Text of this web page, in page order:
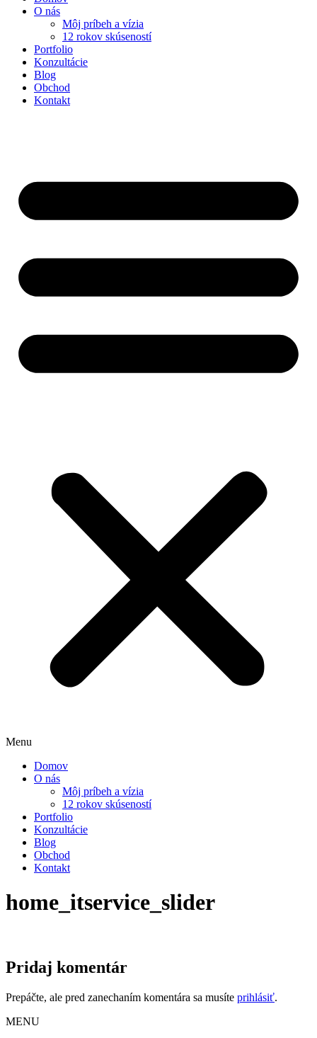
O nás
Môj príbeh a vízia
12 rokov skúseností
Portfolio
Konzultácie
Blog
Obchod
Kontakt
Menu
Domov
O nás
Môj príbeh a vízia
12 rokov skúseností
Portfolio
Konzultácie
Blog
Obchod
Kontakt
home_itservice_slider
Pridaj komentár
Prepáčte, ale pred zanechaním komentára sa musíte prihlásiť.
MENU